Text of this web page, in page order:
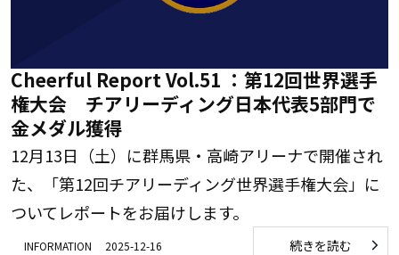
Cheerful Report Vol.51 ：第12回世界選手
権大会 チアリーディング日本代表5部門で
金メダル獲得
12月13日（土）に群馬県・高崎アリーナで開催され
た、「第12回チアリーディング世界選手権大会」に
ついてレポートをお届けします。
INFORMATION 2025-12-16 続きを読む